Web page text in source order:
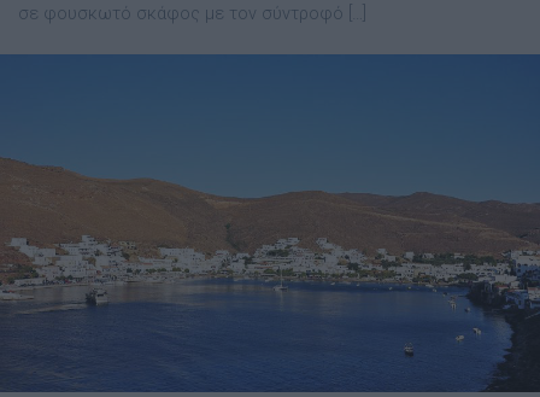
σε φουσκωτό σκάφος με τον σύντροφό […]